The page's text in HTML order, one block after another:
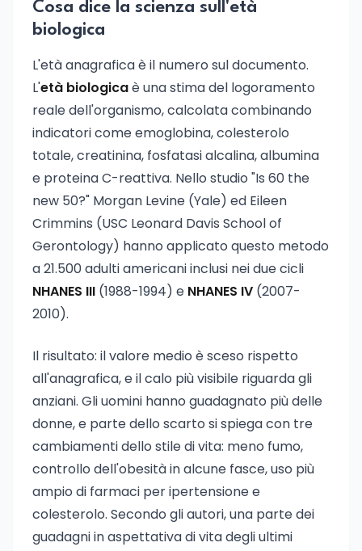
Cosa dice la scienza sull'età
biologica
L'età anagrafica è il numero sul documento.
L'età biologicaè una stima del logoramento
reale dell'organismo, calcolata combinando
indicatori come emoglobina, colesterolo
totale, creatinina, fosfatasi alcalina, albumina
e proteina C-reattiva. Nello studio "Is 60 the
new 50?" Morgan Levine (Yale) ed Eileen
Crimmins (USC Leonard Davis School of
Gerontology) hanno applicato questo metodo
a 21.500 adulti americani inclusi nei due cicli
NHANES III (1988-1994) e NHANES IV (2007-
2010).
Il risultato: il valore medio è sceso rispetto
all'anagrafica, e il calo più visibile riguarda gli
anziani. Gli uomini hanno guadagnato più delle
donne, e parte dello scarto si spiega con tre
cambiamenti dello stile di vita: meno fumo,
controllo dell'obesità in alcune fasce, uso più
ampio di farmaci per ipertensione e
colesterolo. Secondo gli autori, una parte dei
guadagni in aspettativa di vita degli ultimi